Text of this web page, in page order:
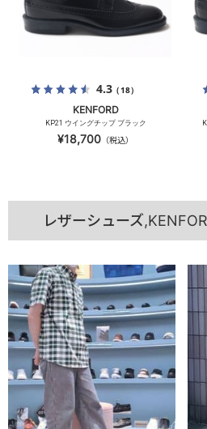
4.3（18）
KENFORD
KP21 ウイングチップ ブラック
¥18,700 （税込）
レザーシューズ